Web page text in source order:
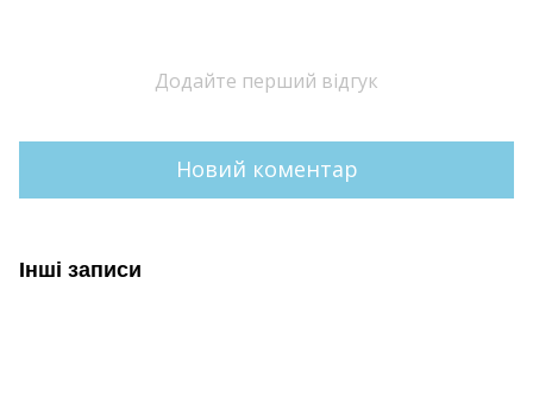
Додайте перший відгук
Новий коментар
Інші записи